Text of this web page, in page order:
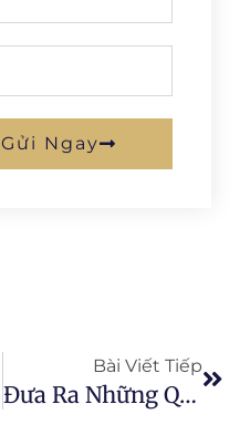
Gửi Ngay
Bài Viết Tiếp
Đưa Ra Những Quyết Định Lớn: Thuê Hay Mua Máy Nông Nghiệp?